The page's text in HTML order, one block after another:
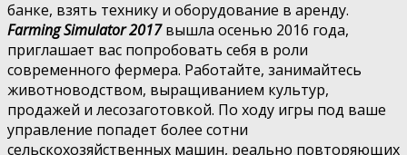
банке, взять технику и оборудование в аренду.
Farming Simulator 2017вышла осенью 2016 года,
приглашает вас попробовать себя в роли
современного фермера. Работайте, занимайтесь
животноводством, выращиванием культур,
продажей и лесозаготовкой. По ходу игры под ваше
управление попадет более сотни
сельскохозяйственных машин, реально повторяющих